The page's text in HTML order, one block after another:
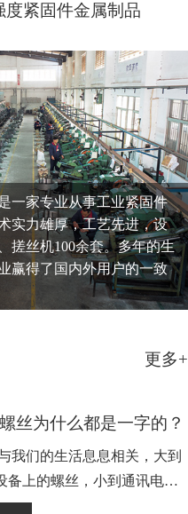
紧固件金属制品
家专业从事工业紧固件
实力雄厚，工艺先进，设
搓丝机100余套。多年的生
赢得了国内外用户的一致
更多+
丝为什么都是一字的？
我们的生活息息相关，大到
备上的螺丝，小到通讯电子
表上的小螺丝。不知道大家